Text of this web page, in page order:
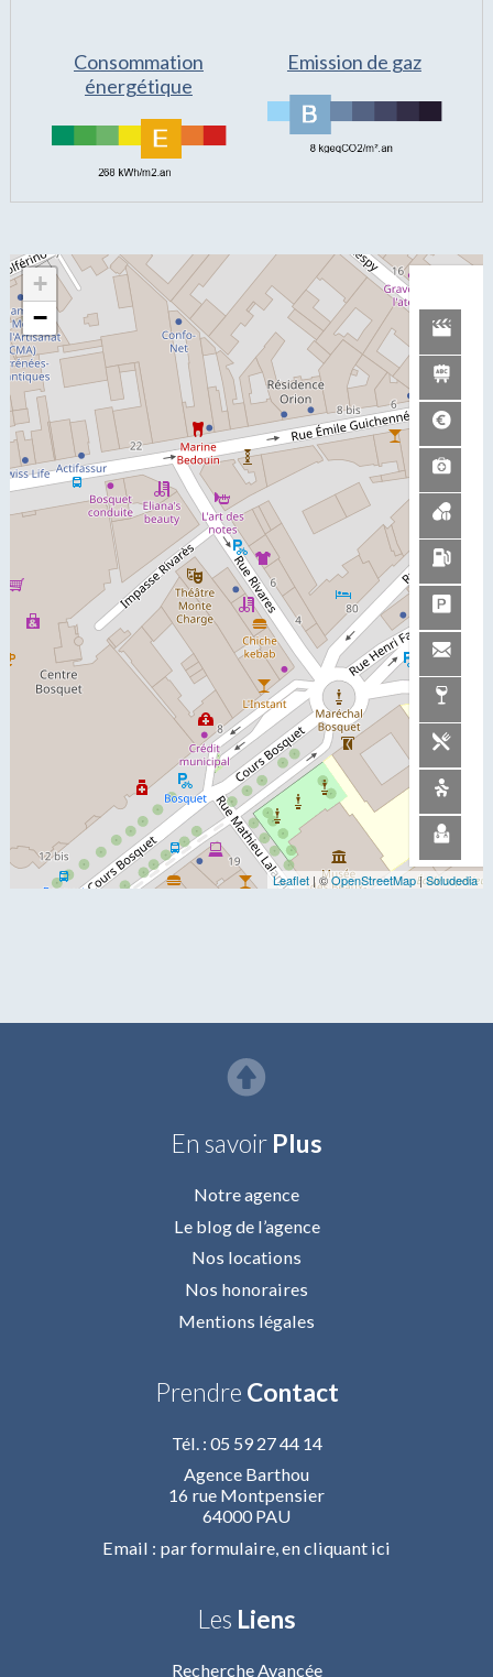
Consommation
énergétique
Emission de gaz
En savoir Plus
Notre agence
Le blog de l’agence
Nos locations
Nos honoraires
Mentions légales
Prendre Contact
Tél. : 05 59 27 44 14
Agence Barthou
16 rue Montpensier
64000 PAU
Email : par formulaire,en cliquant ici
Les Liens
Recherche Avancée